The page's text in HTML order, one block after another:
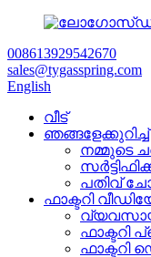
008613929542670
sales@tygasspring.com
English
വീട്
ഞങ്ങളേക്കുറിച്ച്
നമ്മുടെ
പതിവ്
ഫാക്ടറി
ഫാക്ടറി